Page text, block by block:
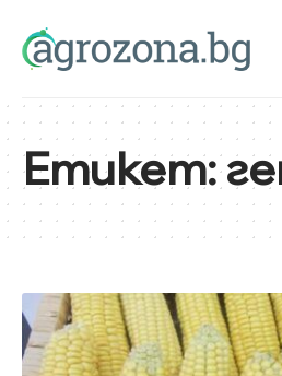
Етикет: